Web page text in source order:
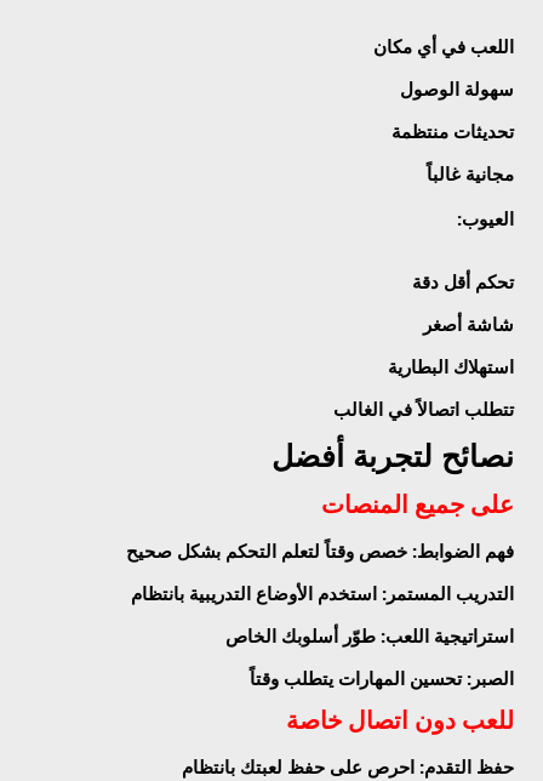
اللعب في أي مكان
سهولة الوصول
تحديثات منتظمة
مجانية غالباً
العيوب:
تحكم أقل دقة
شاشة أصغر
استهلاك البطارية
تتطلب اتصالاً في الغالب
نصائح لتجربة أفضل
على جميع المنصات
فهم الضوابط: خصص وقتاً لتعلم التحكم بشكل صحيح
التدريب المستمر : استخدم الأوضاع التدريبية بانتظام
استراتيجية اللعب: طوّر أسلوبك الخاص
الصبر : تحسين المهارات يتطلب وقتاً
للعب دون اتصال خاصة
حفظ التقدم: احرص على حفظ لعبتك بانتظام